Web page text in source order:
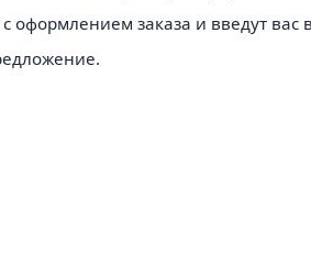
заказа и введут вас